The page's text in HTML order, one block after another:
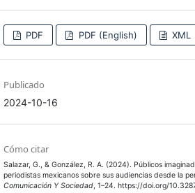
PDF PDF (English) XML
Publicado
2024-10-16
Cómo citar
Salazar, G., & González, R. A. (2024). Públicos
periodistas mexicanos sobre sus audiencias desde la
Comunicación Y Sociedad, 1–24. https://doi.org/